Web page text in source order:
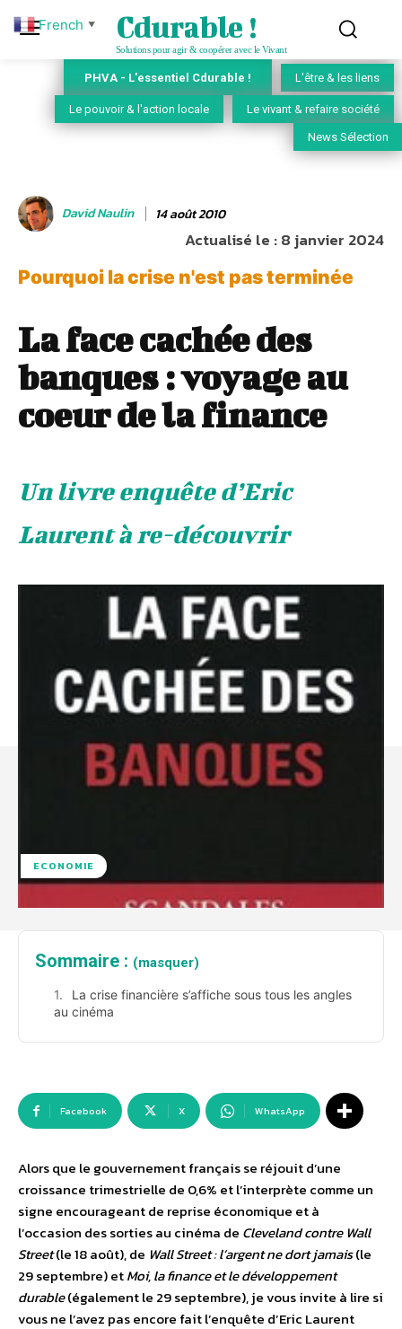
Cdurable !
Solutions pour agir & coopérer avec le Vivant
PHVA - L'essentiel Cdurable ! L'être & les liens
Le pouvoir & l'action locale Le vivant & refaire société
News Sélection
David Naulin 14 août 2010
Actualisé le :8 janvier 2024
Pourquoi la crise n'est pas terminée
La face cachée des
banques : voyage au
coeur de la finance
Un livre enquête d’Eric
Laurent à re-découvrir
ECONOMIE
Sommaire : (masquer)
La crise financière s’affiche sous tous les angles
au cinéma
Facebook X WhatsApp
Alors que le gouvernement français se réjouit d’une
croissance trimestrielle de 0,6% et l’interprète comme un
signe encourageant de reprise économique et à
l’occasion des sorties au cinéma de Cleveland contre Wall
Street(le 18 août), de Wall Street : l’argent ne dort jamais(le
29 septembre) etMoi, la finance et le développement
durable(également le 29 septembre), je vous invite à lire si
vous ne l’avez pas encore fait l’enquête d’Eric Laurent
French ▼